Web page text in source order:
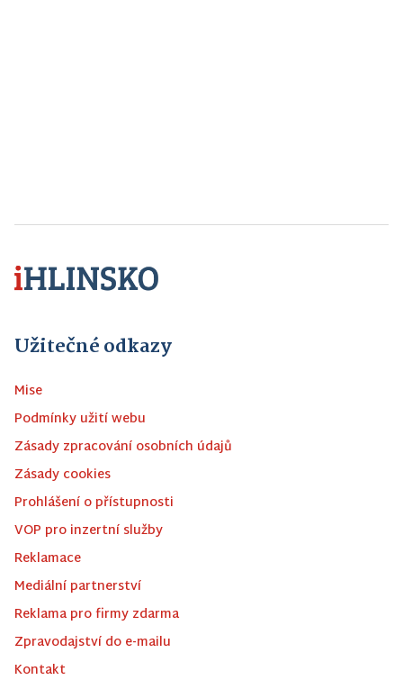
Užitečné odkazy
Mise
Podmínky užití webu
Zásady zpracování osobních údajů
Zásady cookies
Prohlášení o přístupnosti
VOP pro inzertní služby
Reklamace
Mediální partnerství
Reklama pro firmy zdarma
Zpravodajství do e-mailu
Kontakt